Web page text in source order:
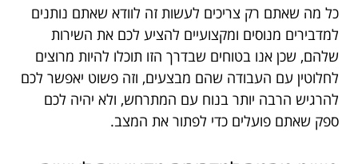
כל מה שאתם רק צריכים לעשות זה לוודא שאתם נותנים
למדבירים מנוסים ומקצועיים להציע לכם את השירות
שלהם, שכן אנו בטוחים שבדרך הזו תוכלו להיות מרוצים
לחלוטין עם העבודה שהם מבצעים, וזה פשוט יאפשר לכם
להרגיש הרבה יותר בנוח עם המתרחש, ולא יהיה לכם
ספק שאתם פועלים כדי לפתור את המצב.